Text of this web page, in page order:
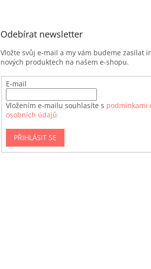
Odebírat newsletter
Vložte svůj e-mail a my vám budeme zasílat
nových produktech na našem e-shopu.
E-mail
Vložením e-mailu souhlasíte s podmínkami
osobních údajů
PŘIHLÁSIT SE